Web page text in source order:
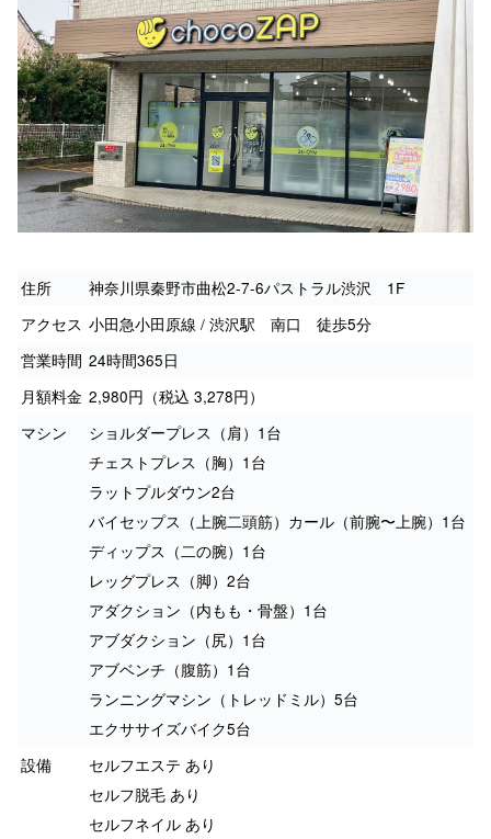
住所
神奈川県秦野市曲松2-7-6パストラル渋沢 1F
アクセス 小田急小田原線 / 渋沢駅 南口 徒歩5分
営業時間 24時間365日
月額料金 2,980円（税込 3,278円）
マシン
ショルダープレス（肩）1台
チェストプレス（胸）1台
ラットプルダウン2台
バイセップス（上腕二頭筋）カール（前腕〜上腕）1台
ディップス（二の腕）1台
レッグプレス（脚）2台
アダクション（内もも・骨盤）1台
アブダクション（尻）1台
アブベンチ（腹筋）1台
ランニングマシン（トレッドミル）5台
エクササイズバイク5台
設備
セルフエステ あり
セルフ脱毛 あり
セルフネイル あり